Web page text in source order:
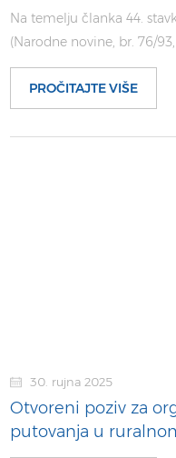
Na temelju članka 44.
(Narodne novine, br. 76/
PROČITAJTE VIŠE
30. rujna 2025
Otvoreni poziv za
putovanja u